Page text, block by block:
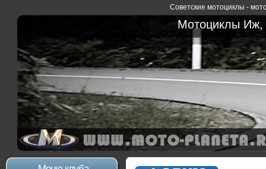
Советские мотоциклы -
Мотоциклы Иж,